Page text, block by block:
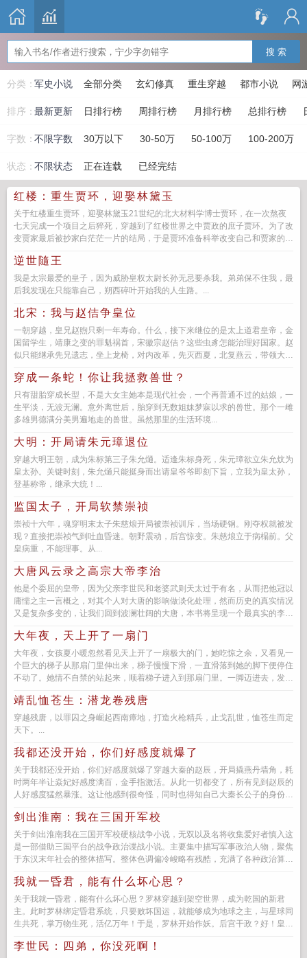
搜 索
分类： 全部分类 玄幻修真 重生穿越 都市小说
军史小说 网
排序： 日排行榜 周排行榜 月排行榜 总排行榜
最新更新
字数：不限字数 30万以下 30-50万 50-100万 100-200万
状态：不限状态 正在连载 已经完结
红楼：重生贾环，迎娶林黛玉
关于红楼重生贾环，迎娶林黛玉21世纪的北大材料学博士贾环，在一次熬夜
七天完成一个项目之后猝死，穿越到了红楼世界之中贾政的庶子贾环。为了改
变贾家最后被抄家白茫茫一片的结局，于是贾环准备科举改变自己和贾家的命
逆世隨王
我是太宗最爱的皇子，因为威胁皇权太尉长孙无忌要杀我。弟弟保不住我，最
后我发现在只能靠自己，朔西碎叶开始我的人生路。...
北宋：我与赵佶争皇位
一朝穿越，皇兄赵煦只剩一年寿命。什么，接下来继位的是太上道君皇帝，金
国留学生，靖康之变的罪魁祸首，宋徽宗赵佶？这些虫豸怎能治理好国家。赵
似只能继承先兄遗志，坐上龙椅，对内改革，先灭西夏，北复燕云，带领大宋
穿成一条蛇！你让我拯救兽世？
只有甜胎穿成长型，不是大女主她本是现代社会，一个再普通不过的姑娘，一
生平淡，无波无澜。意外离世后，胎穿到无数姐妹梦寐以求的兽世。那个一雌
多雄男德满分美男遍地走的兽世。虽然那里的生活环境...
大明：开局请朱元璋退位
穿越大明王朝，成为朱标第三子朱允熥。适逢朱标身死，朱元璋欲立朱允炆为
皇太孙。关键时刻，朱允熥只能挺身而出请皇爷爷即刻下旨，立我为皇太孙，
登基称帝，继承大统！...
监国太子，开局软禁崇祯
崇祯十六年，魂穿明末太子朱慈烺开局被崇祯训斥，当场硬钢。刚夺权就被发
现？直接把崇祯气到吐血昏迷。朝野震动，后宫惊变。朱慈烺立于病榻前。父
皇病重，不能理事。从...
大唐风云录之高宗大帝李治
他是个委屈的皇帝，因为父亲李世民和老婆武则天太过于有名，从而把他冠以
庸懦之主一言概之，对其个人对大唐的影响做淡化处理，然而历史的真实情况
又是复杂多变的，让我们回到波澜壮阔的大唐，本书将呈现一个最真实的李
大年夜，天上开了一扇门
大年夜，女孩夏小暖忽然看见天上开了一扇极大的门，她吃惊之余，又看见一
个巨大的梯子从那扇门里伸出来，梯子慢慢下滑，一直滑落到她的脚下便停住
不动了。她情不自禁的站起来，顺着梯子进入到那扇门里。一脚迈进去，发现
靖乱恤苍生：潜龙卷残唐
穿越残唐，以罪囚之身崛起西南瘴地，打造火枪精兵，止戈乱世，恤苍生而定
天下。...
我都还没开始，你们好感度就爆了
关于我都还没开始，你们好感度就爆了穿越大秦的赵辰，开局撬燕丹墙角，耗
时两年半让焱妃好感度满百，金手指激活。从此一切都变了，所有见到赵辰的
人好感度猛然暴涨。这让他感到很奇怪，同时也得知自己大秦长公子的身份，
剑出淮南：我在三国开军校
关于剑出淮南我在三国开军校硬核战争小说，无双以及名将收集爱好者慎入这
是一部借助三国平台的战争政治谍战小说。主要集中描写军事政治人物，聚焦
于东汉末年社会的整体描写。整体色调偏冷峻略有残酷，充满了各种政治算计
我就一昏君，能有什么坏心思？
关于我就一昏君，能有什么坏心思？罗林穿越到架空世界，成为乾国的新君
主。此时罗林绑定昏君系统，只要败坏国运，就能够成为地球之主，与星球同
生共死，掌万物生死，活亿万年！于是，罗林开始作妖。后宫干政？好！皇
李世民：四弟，你没死啊！